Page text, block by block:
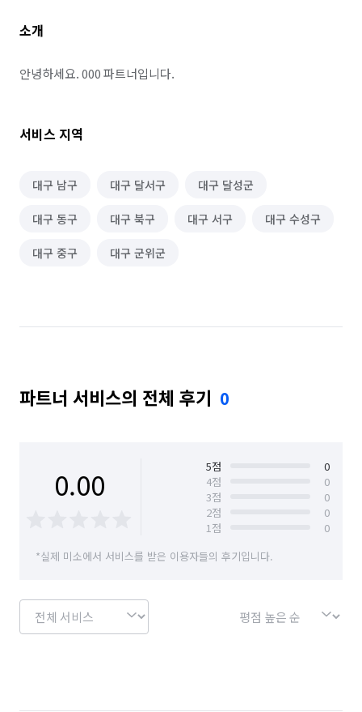
소개
안녕하세요. 000 파트너입니다.
서비스 지역
대구 남구 대구 달서구 대구 달성군
대구 동구 대구 북구 대구 서구 대구 수성구
대구 중구 대구 군위군
파트너 서비스의 전체 후기 0
0.00 5점
0
4점
0
3점
0
2점
0
1점
0
*실제 미소에서 서비스를 받은 이용자들의 후기입니다.